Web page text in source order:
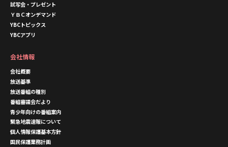
試写会・プレゼント
ＹＢＣオンデマンド
YBCトピックス
YBCアプリ
会社情報
会社概要
放送基準
放送番組の種別
番組審議会だより
青少年向けの番組案内
緊急地震速報について
個人情報保護基本方針
国民保護業務計画